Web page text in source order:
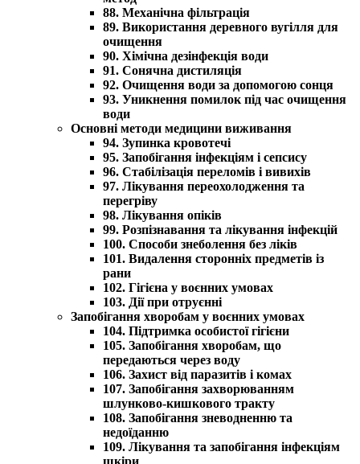
88. Механічна фільтрація
89. Використання деревного вугілля для
очищення
90. Хімічна дезінфекція води
91. Сонячна дистиляція
92. Очищення води за допомогою сонця
93. Уникнення помилок під час очищення
води
Основні методи медицини виживання
94. Зупинка кровотечі
95. Запобігання інфекціям і сепсису
96. Стабілізація переломів і вивихів
97. Лікування переохолодження та
перегріву
98. Лікування опіків
99. Розпізнавання та лікування інфекцій
100. Способи знеболення без ліків
101. Видалення сторонніх предметів із
рани
102. Гігієна у воєнних умовах
103. Дії при отруєнні
Запобігання хворобам у воєнних умовах
104. Підтримка особистої гігієни
105. Запобігання хворобам, що
передаються через воду
106. Захист від паразитів і комах
107. Запобігання захворюванням
шлунково-кишкового тракту
108. Запобігання зневодненню та
недоїданню
109. Лікування та запобігання інфекціям
шкіри